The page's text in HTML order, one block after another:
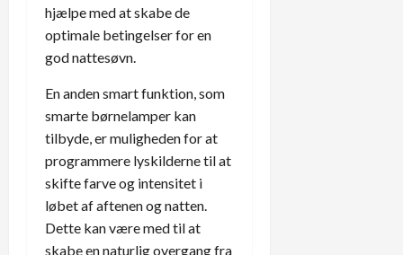
hjælpe med at skabe de
optimale betingelser for en
god nattesøvn.
En anden smart funktion, som
smarte børnelamper kan
tilbyde, er muligheden for at
programmere lyskilderne til at
skifte farve og intensitet i
løbet af aftenen og natten.
Dette kan være med til at
skabe en naturlig overgang fra